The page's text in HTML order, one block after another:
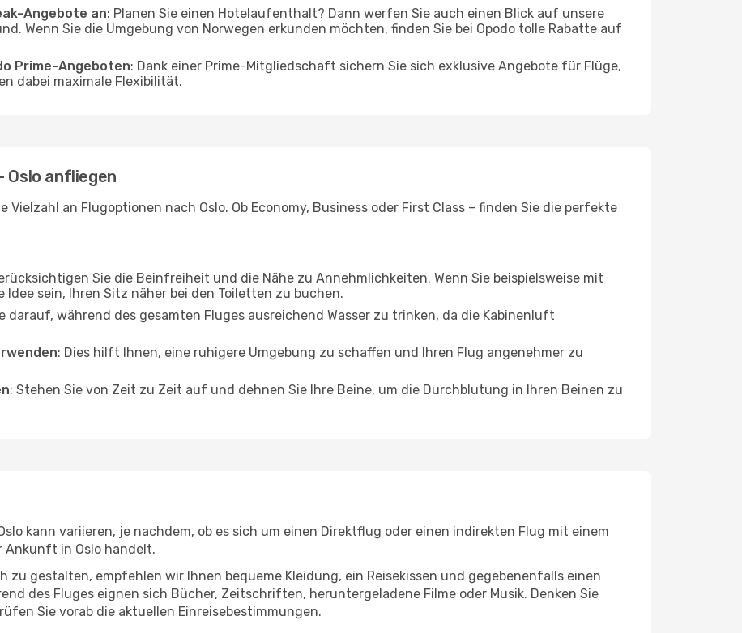
Angebote an: Planen Sie einen Hotelaufenthalt? Dann werfen Sie auch einen Blick auf unsere
Wenn Sie die Umgebung von Norwegen erkunden möchten, finden Sie bei Opodo tolle Rabatte auf
Prime-Angeboten: Dank einer Prime-Mitgliedschaft sichern Sie sich exklusive Angebote für Flüge,
dabei maximale Flexibilität.
Oslo anfliegen
an Flugoptionen nach Oslo. Ob Economy, Business oder First Class – finden Sie die perfekte
Sie die Beinfreiheit und die Nähe zu Annehmlichkeiten. Wenn Sie beispielsweise mit
Idee sein, Ihren Sitz näher bei den Toiletten zu buchen.
darauf, während des gesamten Fluges ausreichend Wasser zu trinken, da die Kabinenluft
: Dies hilft Ihnen, eine ruhigere Umgebung zu schaffen und Ihren Flug angenehmer zu
: Stehen Sie von Zeit zu Zeit auf und dehnen Sie Ihre Beine, um die Durchblutung in Ihren Beinen zu
kann variieren, je nachdem, ob es sich um einen Direktflug oder einen indirekten Flug mit einem
Ankunft in Oslo handelt.
zu gestalten, empfehlen wir Ihnen bequeme Kleidung, ein Reisekissen und gegebenenfalls einen
des Fluges eignen sich Bücher, Zeitschriften, heruntergeladene Filme oder Musik. Denken Sie
Sie vorab die aktuellen Einreisebestimmungen.